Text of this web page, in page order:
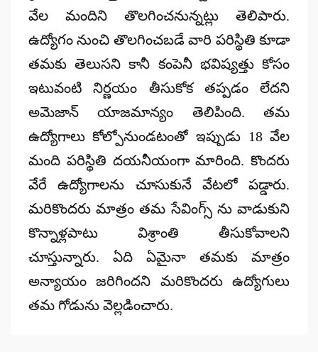
వేల మందిని తొలగించనున్నట్లు తెలిపారు.
ఉద్యోగం నుంచి తొలగించబడే వారి పరిస్థితి కూడా
తమకు తెలుసని కానీ కంపెనీ భవిష్యత్తు కోసం
ఇటువంటి నిర్ణయం తీసుకోక తప్పడం లేదని
అమెజాన్ యాజమాన్యం తెలిపింది. తమ
ఉద్యోగాలు కోల్పోనుండటంతో ఇప్పుడు 18 వేల
మంది పరిస్థితి దయనీయంగా మారింది. కొందరు
వేరే ఉద్యోగాలను చూసుకునే వేటలో పడ్డారు.
మరికొందరు మాత్రం తమ సేవింగ్స్ ను వాడుకుని
కొన్నాళ్లపాటు విశ్రాంతి తీసుకోవాలని
చూస్తున్నారు. ఏది ఏమైనా తమకు మాత్రం
అన్యాయం జరిగిందని మరికొందరు ఉద్యోగులు
తమ గోడును వెల్లడించారు.